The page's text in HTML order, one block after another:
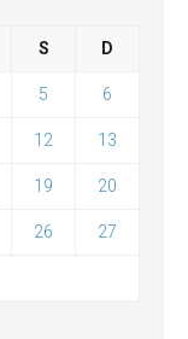
S D
5 6
12 13
19 20
26 27